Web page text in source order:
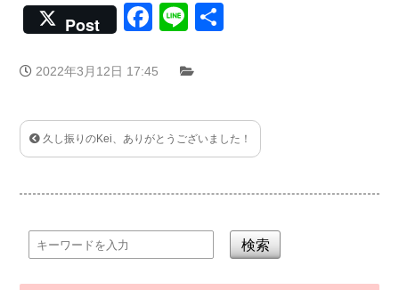
Post Facebook
Line
2022年3月12日 17:45
久し振りのKei、ありがとうございました！
検索